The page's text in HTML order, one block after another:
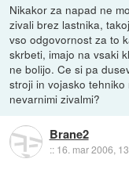
Nikakor za napad ne
zivali brez lastnika,
vso odgovornost za to
skrbeti, imajo na vsaki
ne bolijo. Ce si pa
stroji in vojasko
nevarnimi zivalmi?
Brane2
:: 16. mar 2006,